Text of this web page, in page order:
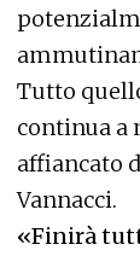
Tutto
continua a
affiancato
Vannacci.
«Finirà